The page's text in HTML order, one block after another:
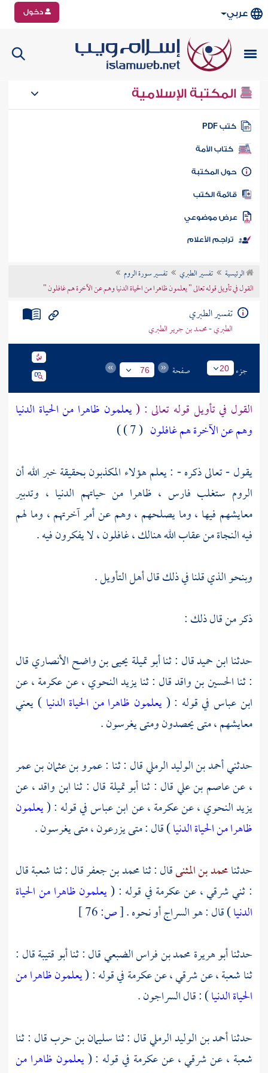
عربي دخول
المكتبة الإسلامية
كتب PDF
كتاب الأمة
المكتبة
الكتب
موضوعي
تراجم الأعلام
الرئيسية تفسير الطبري
تفسير سورة الروم
القول في تأويل قوله تعالى " يعلمون ظاهرا من الحياة الدنيا وهم عن الآخرة هم غافلون "
تفسير الطبري
الطبري - محمد بن جرير الطبري
جزء 20 صفحة 76
القول في تأويل قوله تعالى : (يعلمون ظاهرا من الحياة الدنيا
وهم عن الآخرة هم غافلون ( 7 ) )
يقول - تعالى ذكره - : يعلم هؤلاء المكذبون بحقيقة خبر الله أن
الروم ستغلب فارس ، ظاهرا من حياتهم الدنيا ، وتدبير
معايشهم فيها ، وما يصلحهم ، وهم عن أمر آخرتهم ، وما لهم
فيه النجاة من عقاب الله هنالك ، غافلون ، لا يفكرون فيه .
وبنحو الذي قلنا في ذلك قال أهل التأويل .
ذكر من قال ذلك :
حدثناابن حميدقال : ثناأبو تميلة يحيى بن واضح الأنصاريقال
: ثناالحسين بن واقدقال : ثنايزيد النحوي ،عنعكرمة ،عن
ابن عباس في قوله : (يعلمون ظاهرا من الحياة الدنيا) يعني
معايشهم ، متى يحصدون ومتى يغرسون .
حدثنيأحمد بن الوليد الرمليقال : ثنا :عمرو بن عثمان بن عمر
،عنعاصم بن عليقال : ثناأبو تميلة قال : ثناابن واقد ،عن
يزيد النحوي ،عنعكرمة ،عنابن عباسفي قوله : (يعلمون
ظاهرا من الحياة الدنيا) قال : متى يزرعون ، متى يغرسون .
حدثنامحمد بن المثنىقال : ثنامحمد بن جعفرقال : ثناشعبةقال
: ثنيشرقي ،عنعكرمةفي قوله : (يعلمون ظاهرا من الحياة
الدنيا) قال : هو السراج أو نحوه .[ص:
حدثناأبو هريرة محمد بن فراس الضبعيقال : ثناأبو قتيبةقال :
ثناشعبة ،عنشرقي ،عنعكرمةفي قوله : (يعلمون ظاهرا من
الحياة الدنيا) : قال السراجون .
حدثناأحمد بن الوليد الرمليقال : ثناسليمان بن حربقال : ثنا
شعبة ،عنشرقي ،عنعكرمة في قوله : (يعلمون ظاهرا من